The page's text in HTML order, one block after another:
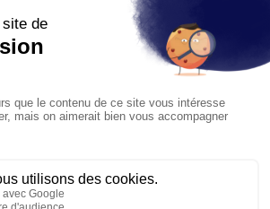
Les reportages d'été 2026 de KTO
La visite pastorale du pape Léon
XIV à Assise à suivre sur KTO le
jeudi 6 août
Le pape en Uruguay, Argentine et
Pérou du 6 au 17 novembre 2026